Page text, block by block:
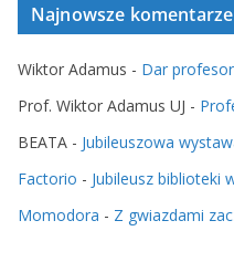
Najnowsze komentarze
Wiktor Adamus - Dar
Prof. Wiktor Adamus UJ -
BEATA - Jubileuszowa
Factorio - Jubileusz biblioteki
Momodora - Z gwiazdami